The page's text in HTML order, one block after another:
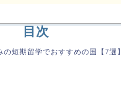
目次
短期留学でおすすめの国【7選】